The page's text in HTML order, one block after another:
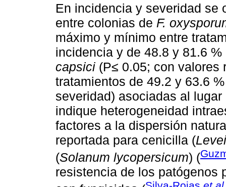
En incidencia y severidad se
entre colonias de F.
máximo y mínimo entre
incidencia y de 48.8 y 81.6
capsici (P≤ 0.05; con valores
tratamientos de 49.2 y 63.6
severidad) asociadas al
indique heterogeneidad
factores a la dispersión
reportada para cenicilla (
(Solanum lycopersicum) (
resistencia de los patógenos